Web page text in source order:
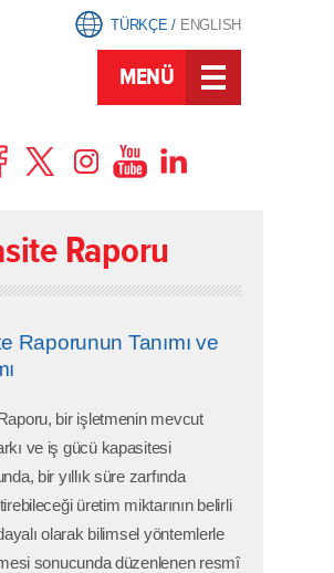
TÜRKÇE/ ENGLISH
MENÜ
Raporu
Raporunun Tanımı ve
bir işletmenin mevcut
ve iş gücü kapasitesi
bir yıllık süre zarfında
üretim miktarının belirli
olarak bilimsel yöntemlerle
sonucunda düzenlenen resmî